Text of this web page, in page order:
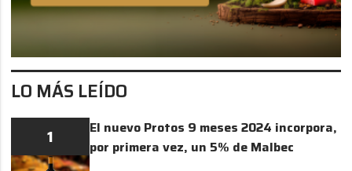
LO MÁS LEÍDO
1
El nuevo Protos 9 meses 2024 incorpora,
por primera vez, un 5% de Malbec